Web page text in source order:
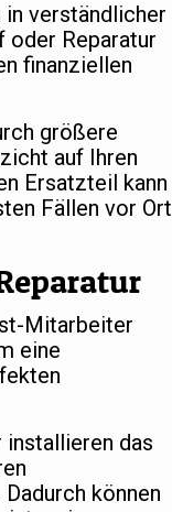
verständlicher
oder Reparatur
finanziellen
größere
auf Ihren
Ersatzteil kann
Fällen vor Ort
Mitarbeiter
eine
das
können